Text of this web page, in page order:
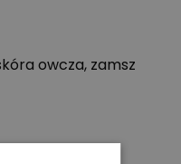
owcza, zamsz